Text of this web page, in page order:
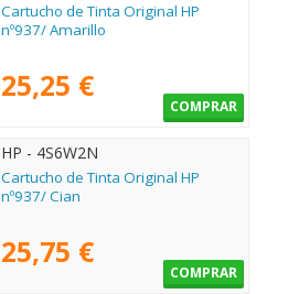
Cartucho de Tinta Original HP
nº937/ Amarillo
25,25 €
COMPRAR
HP - 4S6W2N
Cartucho de Tinta Original HP
nº937/ Cian
25,75 €
COMPRAR